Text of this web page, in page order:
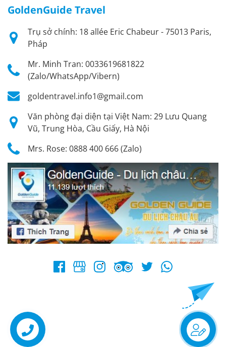
GoldenGuide Travel
Trụ sở chính: 18 allée Eric Chabeur - 75013 Paris,
Pháp
Mr. Minh Tran: 0033619681822
(Zalo/WhatsApp/Vibern)
goldentravel.info1@gmail.com
Văn phòng đại diện tại Việt Nam: 29 Lưu Quang
Vũ, Trung Hòa, Cầu Giấy, Hà Nội
Mrs. Rose: 0888 400 666 (Zalo)